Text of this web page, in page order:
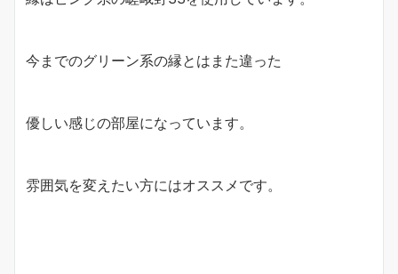
今までのグリーン系の縁とはまた違った
優しい感じの部屋になっています。
雰囲気を変えたい方にはオススメです。